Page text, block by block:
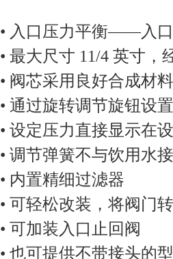
• 入口压力平衡——入
• 最大尺寸 11/4 英寸
• 阀芯采用良好合成材
• 通过旋转调节旋钮设
• 设定压力直接显示在
• 调节弹簧不与饮用水
• 内置精细过滤器
• 可轻松改装，将阀门
• 可加装入口止回阀
• 也可提供不带接头的